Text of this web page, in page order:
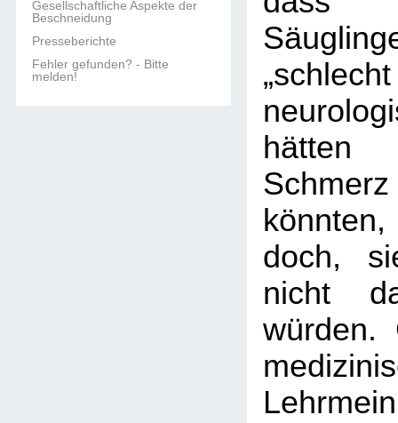
Gesellschaftliche Aspekte der
Beschneidung
Presseberichte
Fehler gefunden? - Bitte
melden!
hätten
doch,
nicht
würden.